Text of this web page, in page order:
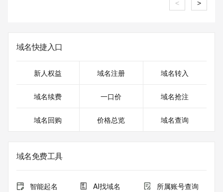
< >
域名快捷入口
新人权益 域名注册 域名转入
域名续费 一口价 域名抢注
域名回购 价格总览 域名查询
域名免费工具
智能起名 AI找域名 所属账号查询